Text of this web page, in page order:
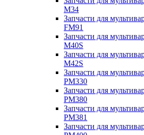
M34
Запчасти для
FM91
Запчасти для
M40S
Запчасти для
M42S
Запчасти для
PM330
Запчасти для
PM380
Запчасти для
PM381
Запчасти для